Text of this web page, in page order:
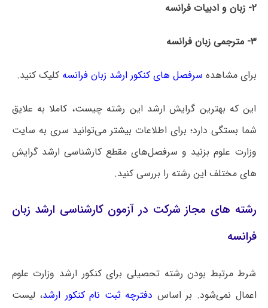
۲- زبان و ادبیات فرانسه
۳- مترجمی زبان فرانسه
برای مشاهده سرفصل های کنکور ارشد زبان فرانسه کلیک کنید.
این که بهترین گرایش ارشد این رشته چیست، کاملا به علایق
شما بستگی دارد؛ برای اطلاعات بیشتر می‌توانید سری به سایت
وزارت علوم بزنید و سرفصل‌های مقطع کارشناسی ارشد گرایش
های مختلف این رشته را بررسی کنید.
رشته های مجاز شرکت در آزمون کارشناسی ارشد زبان
فرانسه
شرط مرتبط بودن رشته تحصیلی برای کنکور ارشد وزارت علوم
اعمال نمی‌شود. بر اساس دفترچه ثبت نام کنکور ارشد، لیست